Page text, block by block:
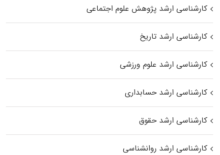
کارشناسی ارشد پژوهش علوم اجتماعی
کارشناسی ارشد تاریخ
کارشناسی ارشد علوم ورزشی
کارشناسی ارشد حسابداری
کارشناسی ارشد حقوق
کارشناسی ارشد روانشناسی